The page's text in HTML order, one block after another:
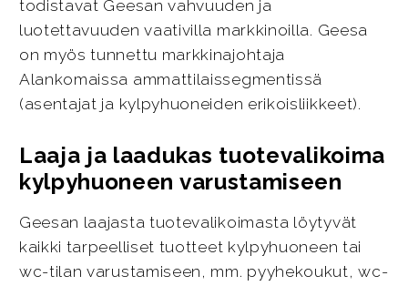
todistavat Geesan vahvuuden ja
luotettavuuden vaativilla markkinoilla. Geesa
on myös tunnettu markkinajohtaja
Alankomaissa ammattilaissegmentissä
(asentajat ja kylpyhuoneiden erikoisliikkeet).
Laaja ja laadukas tuotevalikoima
kylpyhuoneen varustamiseen
Geesan laajasta tuotevalikoimasta löytyvät
kaikki tarpeelliset tuotteet kylpyhuoneen tai
wc-tilan varustamiseen, mm. pyyhekoukut, wc-